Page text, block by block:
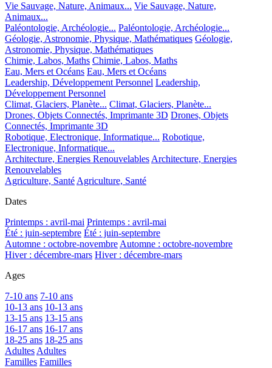
Vie Sauvage, Nature, Animaux... Vie Sauvage, Nature,
Animaux...
Paléontologie, Archéologie... Paléontologie, Archéologie...
Géologie, Astronomie, Physique, Mathématiques Géologie,
Astronomie, Physique, Mathématiques
Chimie, Labos, Maths Chimie, Labos, Maths
Eau, Mers et Océans Eau, Mers et Océans
Leadership, Développement Personnel Leadership,
Développement Personnel
Climat, Glaciers, Planète... Climat, Glaciers, Planète...
Drones, Objets Connectés, Imprimante 3D Drones, Objets
Connectés, Imprimante 3D
Robotique, Electronique, Informatique... Robotique,
Electronique, Informatique...
Architecture, Energies RenouvelablesArchitecture, Energies
Renouvelables
Agriculture, SantéAgriculture, Santé
Dates
Printemps : avril-mai Printemps : avril-mai
Été : juin-septembre Été : juin-septembre
Automne : octobre-novembreAutomne : octobre-novembre
Hiver : décembre-mars Hiver : décembre-mars
Ages
7-10 ans 7-10 ans
10-13 ans 10-13 ans
13-15 ans 13-15 ans
16-17 ans 16-17 ans
18-25 ans 18-25 ans
AdultesAdultes
Familles Familles